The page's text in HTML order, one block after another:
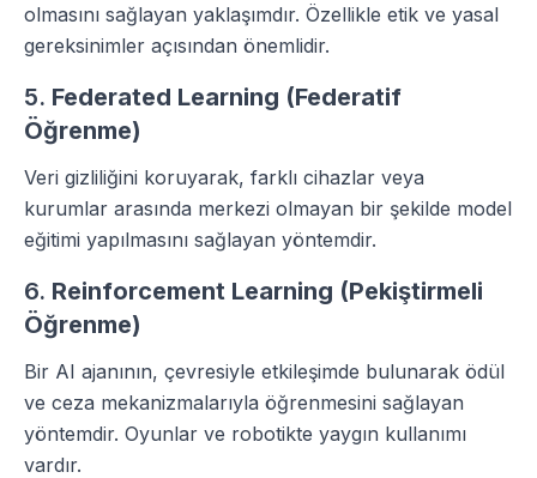
olmasını sağlayan yaklaşımdır. Özellikle etik ve yasal
gereksinimler açısından önemlidir.
5. Federated Learning (Federatif
Öğrenme)
Veri gizliliğini koruyarak, farklı cihazlar veya
kurumlar arasında merkezi olmayan bir şekilde model
eğitimi yapılmasını sağlayan yöntemdir.
6. Reinforcement Learning (Pekiştirmeli
Öğrenme)
Bir AI ajanının, çevresiyle etkileşimde bulunarak ödül
ve ceza mekanizmalarıyla öğrenmesini sağlayan
yöntemdir. Oyunlar ve robotikte yaygın kullanımı
vardır.